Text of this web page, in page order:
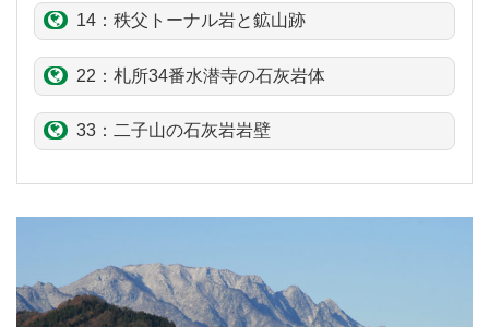
14：秩父トーナル岩と鉱山跡
22：札所34番水潜寺の石灰岩体
33：二子山の石灰岩岩壁